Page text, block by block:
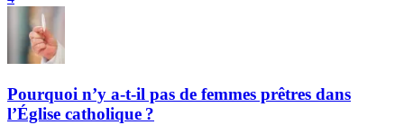
Pourquoi n’y a-t-il pas de femmes prêtres dans
l’Église catholique ?